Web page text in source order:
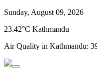
Sunday, August 09, 2026
23.42°C Kathmandu
Air Quality in Kathmandu: